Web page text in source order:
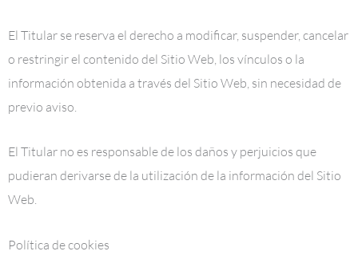
El Titular se reserva el derecho a modificar, suspender, cancelar
o restringir el contenido del Sitio Web, los vínculos o la
información obtenida a través del Sitio Web, sin necesidad de
previo aviso.
El Titular no es responsable de los daños y perjuicios que
pudieran derivarse de la utilización de la información del Sitio
Web.
Política de cookies